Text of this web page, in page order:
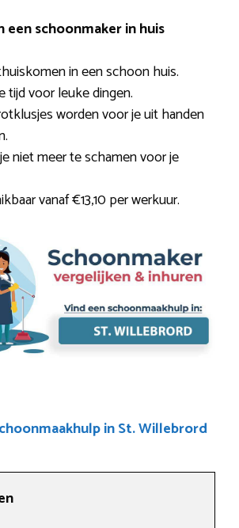
een schoonmaker in huis
in een schoon huis.
tijd voor leuke dingen.
worden voor je uit handen
niet meer te schamen voor je
vanaf €13,10 per werkuur.
in St. Willebrord